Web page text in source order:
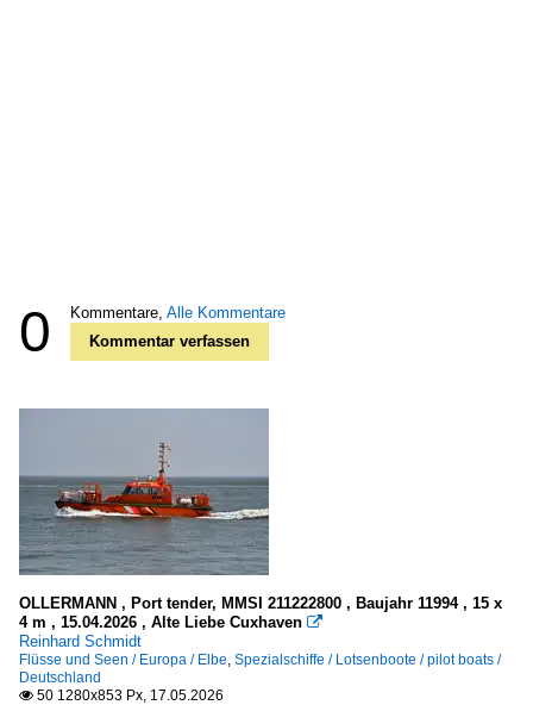
0 Kommentare, Alle Kommentare
Kommentar verfassen
OLLERMANN , Port tender, MMSI 211222800 , Baujahr 11994 , 15 x
4 m , 15.04.2026 , Alte Liebe Cuxhaven 
Reinhard Schmidt
Flüsse und Seen / Europa / Elbe, Spezialschiffe / Lotsenboote / pilot boats /
Deutschland
 50 1280x853 Px, 17.05.2026